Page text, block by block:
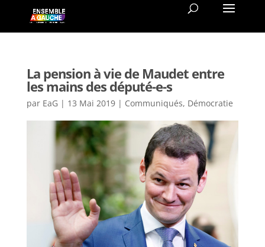
La pension à vie de Maudet entre
les mains des député-e-s
par EaG | 13 Mai 2019| Communiqués, Démocratie